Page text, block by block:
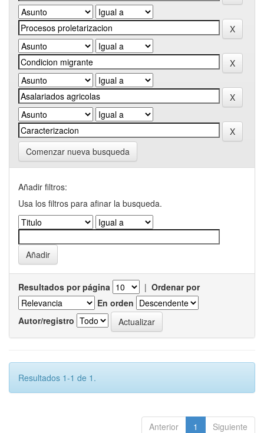
Comenzar nueva busqueda
Añadir filtros:
Usa los filtros para afinar la busqueda.
Resultados por página | Ordenar por
En orden
Autor/registro
Resultados 1-1 de 1.
Anterior 1 Siguiente